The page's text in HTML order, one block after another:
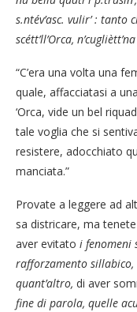
s.ntév’asc. vulir’ : tanto
scétt’ll’Orca,
“C’era una volta una
quale, affacciatasi a
‘Orca, vide un bel
tale voglia che si
resistere, adocchiato
manciata.”
Provate a leggere ad
sa districare, ma
aver evitato i fenomeni
rafforzamento
quant’altro, di aver
fine di parola, quelle